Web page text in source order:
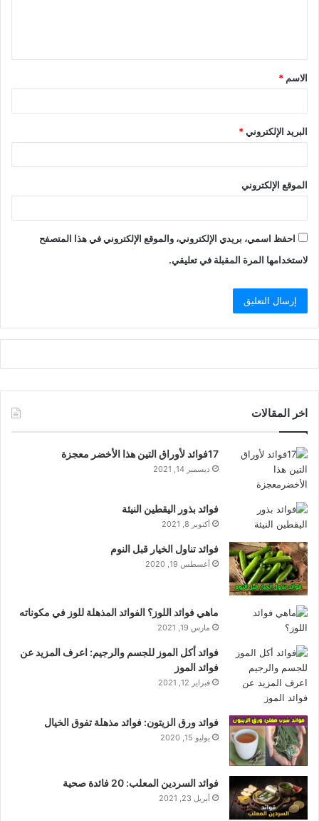
ق
*
الاسم *
البريد الإلكتروني*
الموقع الإلكتروني
احفظ اسمي، بريدي الإلكتروني، والموقع الإلكتروني في هذا المتصفح
لاستخدامها المرة المقبلة في تعليقي.
اخر المقالات
17فوائد لأوراق التين هذا الأخضر معجزة
ديسمبر 14, 2021
فوائد بذور اليقطين النيئة
أكتوبر 8, 2021
فوائد تناول الخيار قبل النوم
أغسطس 19, 2020
ماهي فوائد اللوز؟ الفوائد المذهلة للوز في مكوناته
مارس 19, 2021
فوائد أكل الموز للجسم والرجيم: اعرف المزيد عن
فوائد الموز
فبراير 12, 2021
فوائد ورق الزيتون: فوائد مذهلة تفوق الخيال
يوليو 15, 2020
فوائد السردين المعلب: 20 فائدة صحية
أبريل 23, 2021